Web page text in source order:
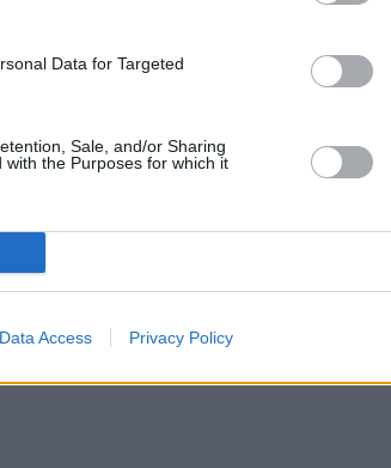
Data for Targeted
Sale, and/or Sharing
the Purposes for which it
Data Access Privacy Policy